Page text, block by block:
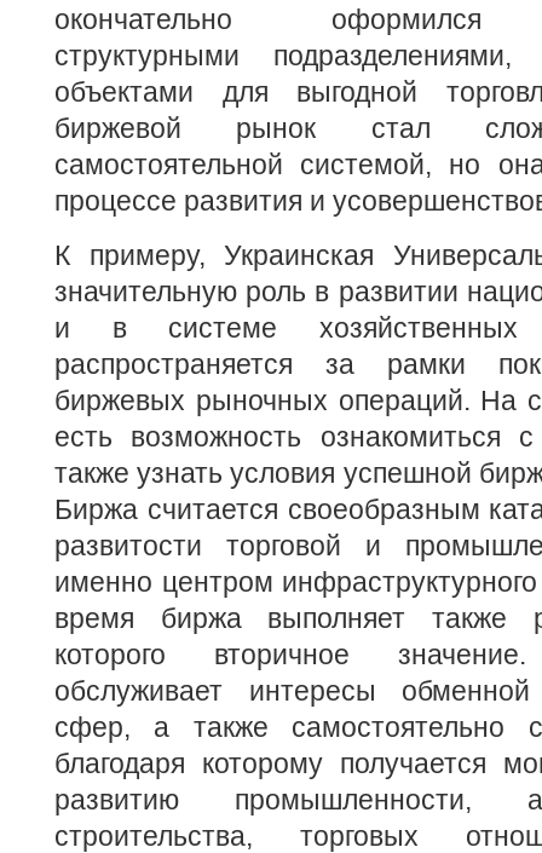
окончательно оформился
структурными
объектами для выгодной
биржевой рынок стал
самостоятельной системой, но
процессе развития и
К примеру, Украинская
значительную роль в развитии
и в системе хозяйственных
распространяется за рамки
биржевых рыночных операций. На
есть возможность ознакомиться
также узнать условия успешной
Биржа считается своеобразным
развитости торговой и
именно центром
время биржа выполняет также
которого вторичное
обслуживает интересы
сфер, а также самостоятельно
благодаря которому получается
развитию промышленности,
строительства, торговых